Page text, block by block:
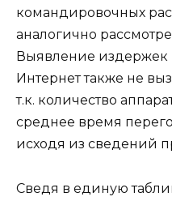
командировочных
аналогично
Выявление издержек
Интернет также не
т.к. количество
среднее время
исходя из сведений
Сведя в единую